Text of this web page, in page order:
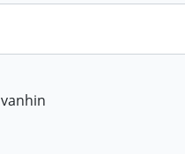
vanhin